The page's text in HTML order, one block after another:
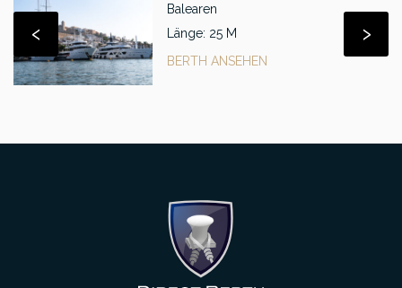
Balearen
Länge: 25 M
BERTH ANSEHEN
‹ ›